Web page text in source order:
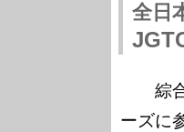
全日
綜合
ーズに